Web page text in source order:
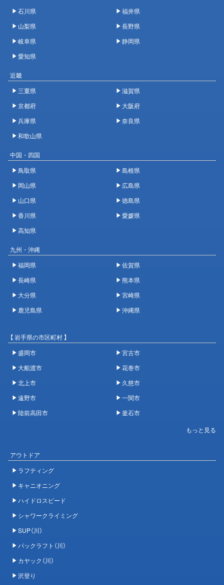
石川県
福井県
山梨県
長野県
岐阜県
静岡県
愛知県
近畿
三重県
滋賀県
京都府
大阪府
兵庫県
奈良県
和歌山県
中国・四国
鳥取県
島根県
岡山県
広島県
山口県
徳島県
香川県
愛媛県
高知県
九州・沖縄
福岡県
佐賀県
長崎県
熊本県
大分県
宮崎県
鹿児島県
沖縄県
【 岩手県の市区町村 】
盛岡市
宮古市
大船渡市
花巻市
北上市
久慈市
遠野市
一関市
陸前高田市
釜石市
アウトドア
ラフティング
キャニオニング
ハイドロスピード
シャワークライミング
SUP（川）
パックラフト（川）
カヤック（川）
沢登り